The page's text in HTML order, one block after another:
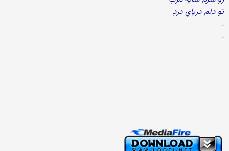
تو دلم دریایِ دردِ
.
.